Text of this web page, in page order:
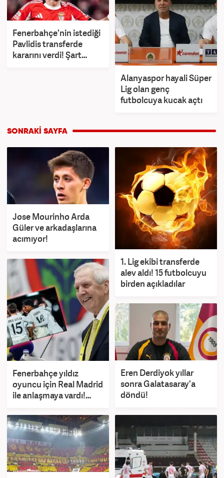
Fenerbahçe'nin istediği
Pavlidis transferde
kararını verdi! Şart
Alanyaspor hayali Süper
Lig olan genç
futbolcuya kucak açtı
Jose Mourinho Arda
Güler ve arkadaşlarına
acımıyor!
1. Lig ekibi transferde
alev aldı! 15 futbolcuyu
birden açıkladılar
Fenerbahçe yıldız
oyuncu için Real Madrid
ile anlaşmaya vardı!
engel
Eren Derdiyok yıllar
sonra Galatasaray'a
döndü!